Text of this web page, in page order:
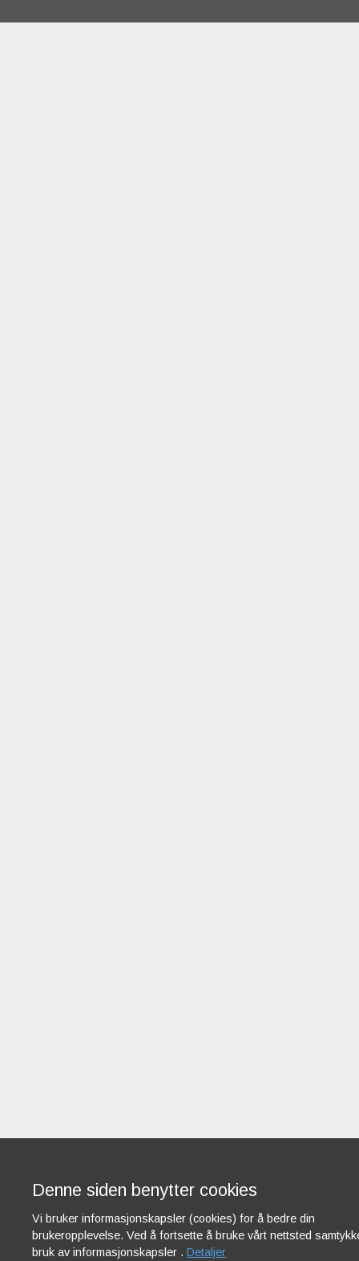
Denne siden benytter cookies
Vi bruker informasjonskapsler (cookies) for å bedre din
brukeropplevelse. Ved å fortsette å bruke vårt nettsted
bruk av informasjonskapsler . Detaljer